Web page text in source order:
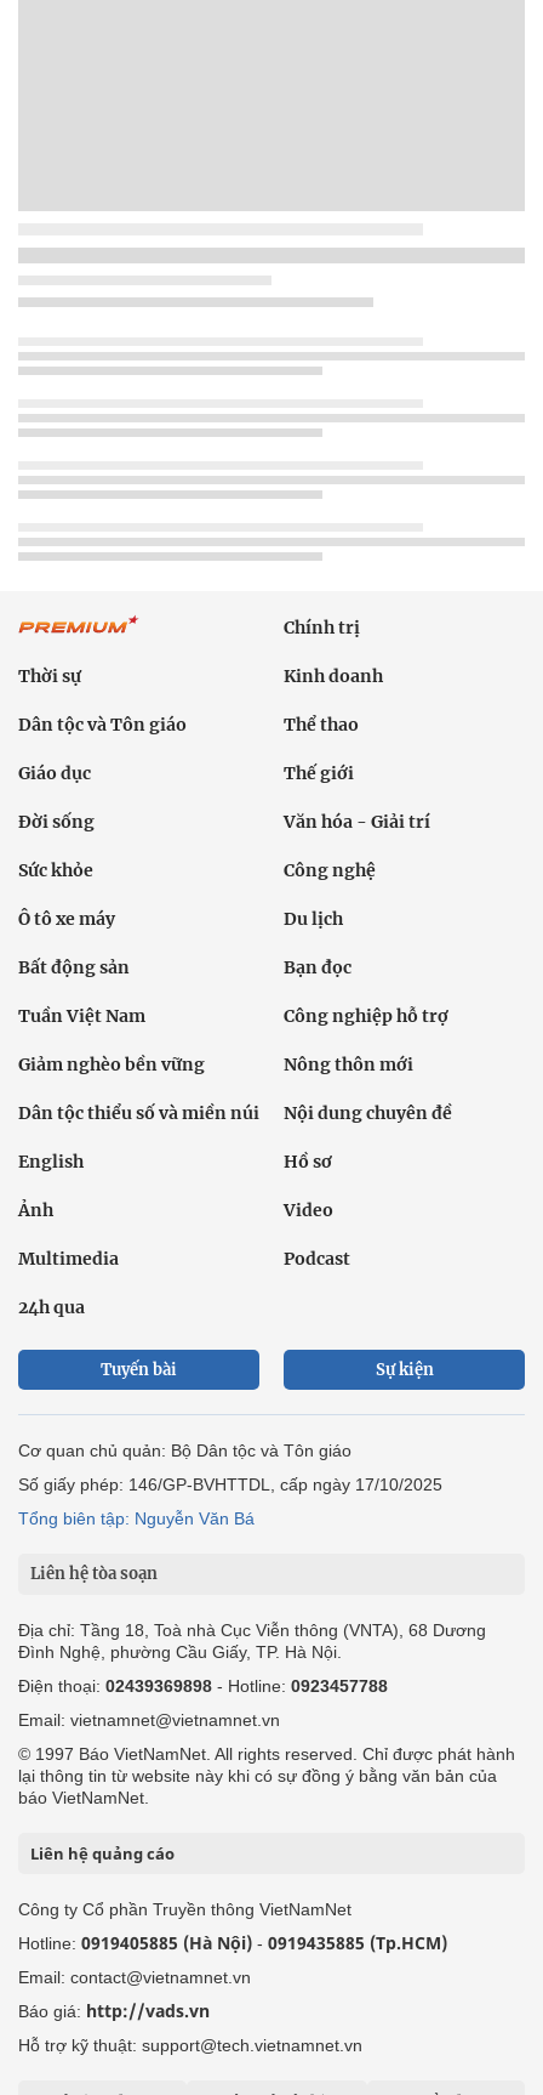
Chính trị
Thời sự Kinh doanh
Dân tộc và Tôn giáo Thể thao
Giáo dục Thế giới
Đời sống Văn hóa - Giải trí
Sức khỏe Công nghệ
Ô tô xe máy Du lịch
Bất động sản Bạn đọc
Tuần Việt Nam Công nghiệp hỗ trợ
Giảm nghèo bền vững Nông thôn mới
Dân tộc thiểu số và miền núi Nội dung chuyên đề
English Hồ sơ
Ảnh Video
Multimedia Podcast
24h qua
Tuyến bài Sự kiện
Cơ quan chủ quản: Bộ Dân tộc và Tôn giáo
Số giấy phép: 146/GP-BVHTTDL, cấp ngày 17/10/2025
Tổng biên tập: Nguyễn Văn Bá
Liên hệ tòa soạn
Địa chỉ: Tầng 18, Toà nhà Cục Viễn thông (VNTA), 68 Dương
Đình Nghệ, phường Cầu Giấy, TP. Hà Nội.
Điện thoại: 02439369898 - Hotline: 0923457788
Email: vietnamnet@vietnamnet.vn
© 1997 Báo VietNamNet. All rights reserved. Chỉ được phát hành
lại thông tin từ website này khi có sự đồng ý bằng văn bản của
báo VietNamNet.
Liên hệ quảng cáo
Công ty Cổ phần Truyền thông VietNamNet
Hotline: 0919405885 (Hà Nội) - 0919435885 (Tp.HCM)
Email: contact@vietnamnet.vn
Báo giá: http://vads.vn
Hỗ trợ kỹ thuật: support@tech.vietnamnet.vn